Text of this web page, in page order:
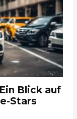
Blick auf
Stars